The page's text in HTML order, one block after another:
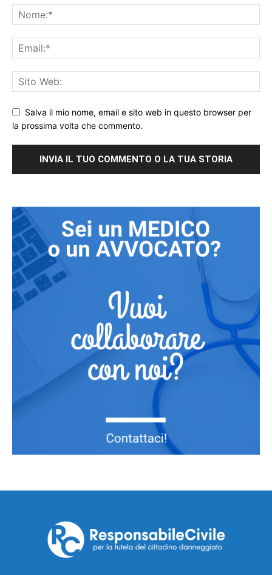
Salva il mio nome, email e sito web in questo browser per
la prossima volta che commento.